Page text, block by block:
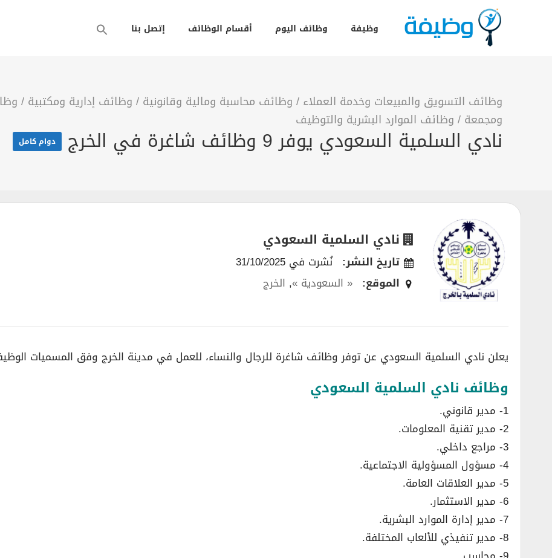
وظيفة وظائف اليوم أقسام الوظائف إتصل بنا
وظائف التسويق والمبيعات وخدمة العملاء / وظائف محاسبة ومالية وقانونية / وظائف إدارية ومكتبية /
ومجمعة / وظائف الموارد البشرية والتوظيف
نادي السلمية السعودي يوفر 9 وظائف شاغرة في الخرج دوام كامل
نادي السلمية السعودي
تاريخ النشر: نُشرت في 31/10/2025
الموقع: « السعودية », الخرج
يعلن نادي السلمية السعودي عن توفر وظائف شاغرة للرجال والنساء، للعمل في مدينة الخرج وفق المسميات
وظائف نادي السلمية السعودي
1- مدير قانوني.
2- مدير تقنية المعلومات.
3- مراجع داخلي.
4- مسؤول المسؤولية الاجتماعية.
5- مدير العلاقات العامة.
6- مدير الاستثمار.
7- مدير إدارة الموارد البشرية.
8- مدير تنفيذي للألعاب المختلفة.